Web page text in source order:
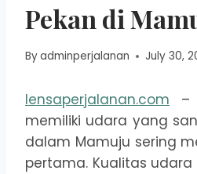
Pekan di
Byadminperjalanan July 30,
lensaperjalanan.com –
memiliki udara yang
dalam Mamuju sering
pertama. Kualitas